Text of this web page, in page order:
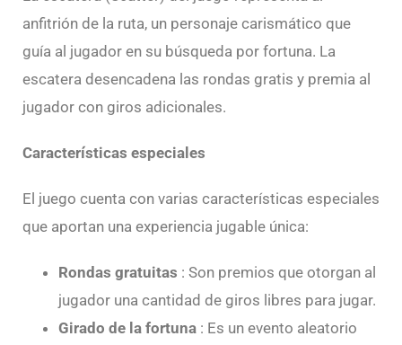
anfitrión de la ruta, un personaje carismático que
guía al jugador en su búsqueda por fortuna. La
escatera desencadena las rondas gratis y premia al
jugador con giros adicionales.
Características especiales
El juego cuenta con varias características especiales
que aportan una experiencia jugable única:
Rondas gratuitas : Son premios que otorgan al
jugador una cantidad de giros libres para jugar.
Girado de la fortuna : Es un evento aleatorio